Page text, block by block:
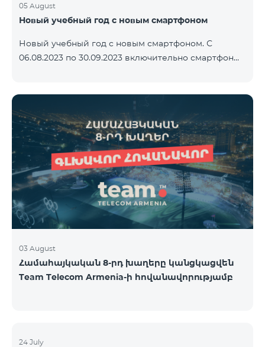
05 August
Новый учебный год с новым смартфоном
Новый учебный год с новым смартфоном. С
06.08.2023 по 30.09.2023 включительно смартфон
Light и специальным тарифным планом TeamTok -
1-й месяц бесплатно. Смартфон также можно
приобрести в кредит, начиная с 1250 драмов в
месяц. К ежемесячной плате добавляются
банковские платежи. Условия тарифного плана
ниже. Предоплатный тарифный план Teamtok.
Ежемесячная плата: 2500 драм 250 минут на сети
РА
03 August
Համահայկական 8-րդ խաղերը կանցկացվեն
Team Telecom Armenia-ի հովանավորությամբ
24 July